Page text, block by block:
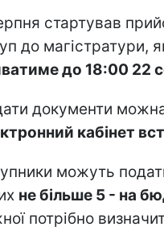
стартував
до магістратури,
до 18:00 22
документи
кабінет
можуть
не більше 5 - на
потрібно